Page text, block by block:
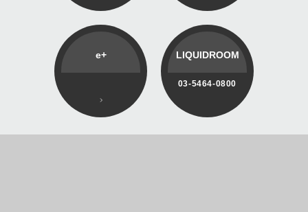
e+ LIQUIDROOM
03-5464-0800